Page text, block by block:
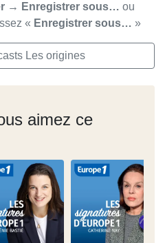
→ Enregistrer sous… ou
« Enregistrer sous… »
Les origines
aimez ce